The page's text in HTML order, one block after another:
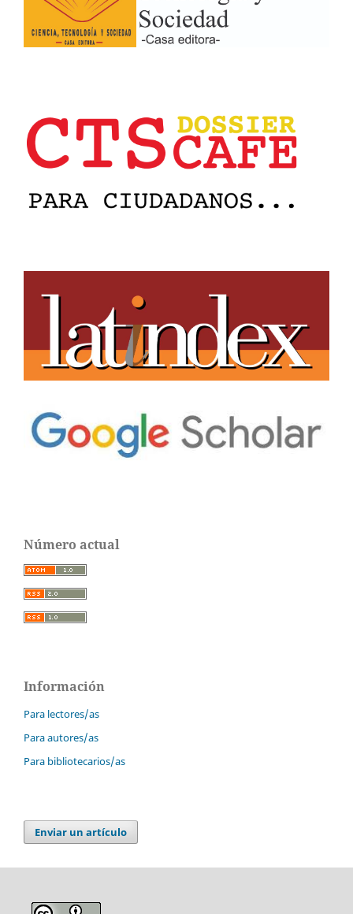
Número actual
Información
Para lectores/as
Para autores/as
Para bibliotecarios/as
Enviar un artículo